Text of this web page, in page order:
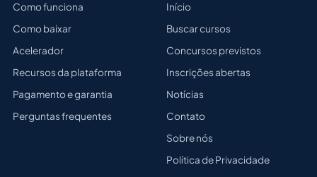
Como funciona
Como baixar
Acelerador
Recursos da plataforma
Pagamento e garantia
Perguntas frequentes
Início
Buscar cursos
Concursos previstos
Inscrições abertas
Notícias
Contato
Sobre nós
Política de Privacidade